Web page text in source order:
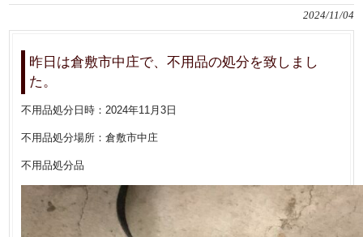
2024/11/04
昨日は倉敷市中庄で、不用品の処分を致しまし
た。
不用品処分日時：2024年11月3日
不用品処分場所：倉敷市中庄
不用品処分品